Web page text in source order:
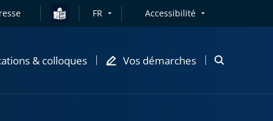
FR Accessibilité
& colloques Vos démarches
Ouvrir